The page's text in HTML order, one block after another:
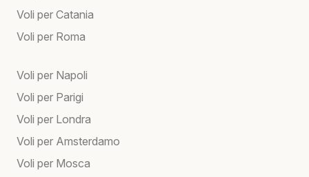
Voli per Catania
Voli per Roma
Voli per Napoli
Voli per Parigi
Voli per Londra
Voli per Amsterdamo
Voli per Mosca